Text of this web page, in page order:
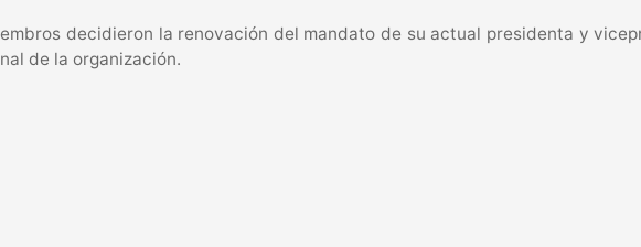
decidieron la renovación del mandato de su actual presidenta y
de la organización.